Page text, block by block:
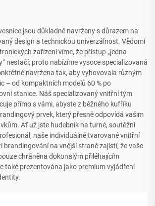
jsou důkladně navrženy s důrazem na
design a technickou univerzálnost. Vědomi
zařízení víme, že přístup „jedna
nestačí; proto nabízíme vysoce specializovaná
navržena tak, aby vyhovovala různým
– od kompaktních modelů 60 % po
stanice. Náš specializovaný vnitřní tým
přímo s vámi, abyste z běžného kufříku
prvek, který přesně odpovídá vašim
Ať už jste hudebník na turné, soutěžní
naše individuálně tvarované vnitřní
brandingování na vnější straně zajistí, že vaše
chráněna dokonalým přiléhajícím
také prezentována jako premium vyjádření